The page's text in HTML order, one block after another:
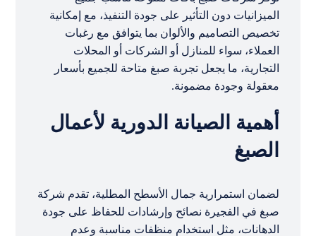
الميزانيات دون التأثير على جودة التنفيذ، مع إمكانية
تخصيص التصاميم والألوان بما يتوافق مع رغبات
العملاء، سواء للمنازل أو الشركات أو المحلات
التجارية، ما يجعل تجربة صبغ متاحة للجميع بأسعار
معقولة وجودة مضمونة.
أهمية الصيانة الدورية لأعمال
الصبغ
لضمان استمرارية جمال الأسطح المطلية، تقدم شركة
صبغ في الفجيرة نصائح وإرشادات للحفاظ على جودة
الدهانات، مثل استخدام منظفات مناسبة وعدم